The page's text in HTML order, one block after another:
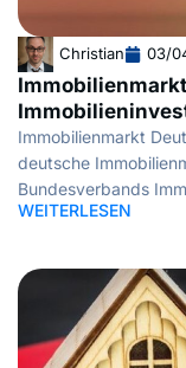
Christian 03/
Immobilienmarkt
deutsche
Bundesverbands
WEITERLESEN